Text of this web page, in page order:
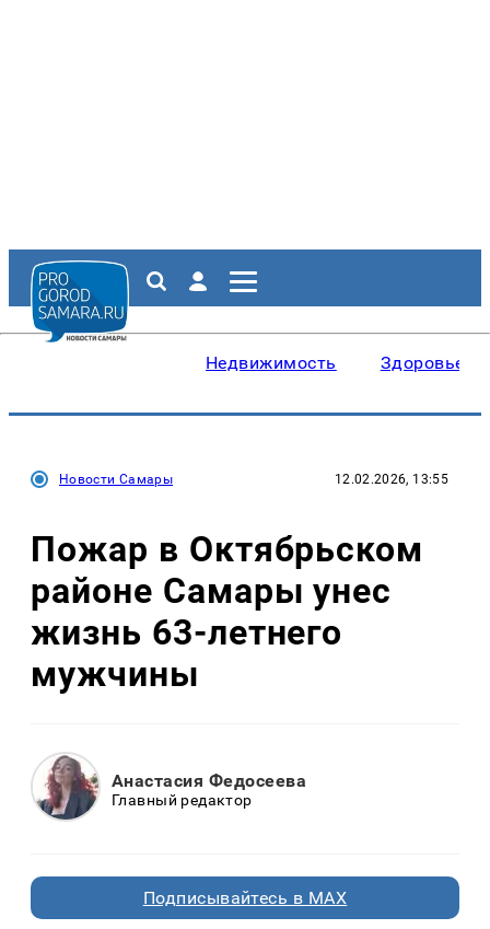
Недвижимость Здоровье
Новости Самары 12.02.2026, 13:55
Пожар в Октябрьском
районе Самары унес
жизнь 63-летнего
мужчины
Анастасия Федосеева
Главный редактор
Подписывайтесь в MAX